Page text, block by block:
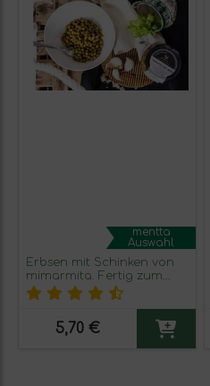
mentta
Auswahl
Erbsen mit Schinken von
mimarmita. Fertig zum
Essen.
5,70 €